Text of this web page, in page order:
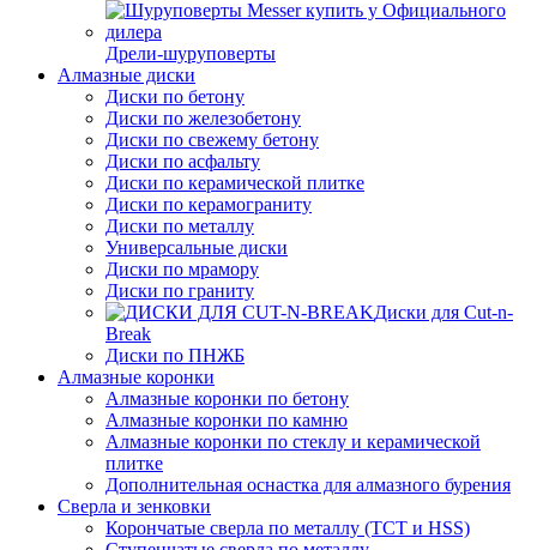
Дрели-шуруповерты
Алмазные диски
Диски по бетону
Диски по железобетону
Диски по свежему бетону
Диски по асфальту
Диски по керамической плитке
Диски по керамограниту
Диски по металлу
Универсальные диски
Диски по мрамору
Диски по граниту
Диски для Cut-n-
Break
Диски по ПНЖБ
Алмазные коронки
Алмазные коронки по бетону
Алмазные коронки по камню
Алмазные коронки по стеклу и керамической
плитке
Дополнительная оснастка для алмазного бурения
Сверла и зенковки
Корончатые сверла по металлу (TCT и HSS)